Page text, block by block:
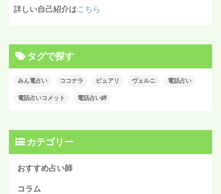
詳しい自己紹介はこちら
タグで探す
みん電占い ココナラ ピュアリ ヴェルニ 電話占い
電話占いコメット 電話占い絆
カテゴリー
おすすめ占い師
コラム